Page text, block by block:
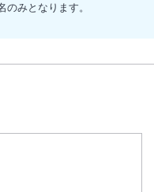
のみとなります。